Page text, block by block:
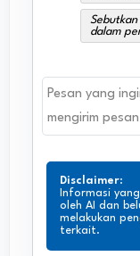
dalam
Disclaimer:
Informasi
oleh AI dan
melakukan
terkait.